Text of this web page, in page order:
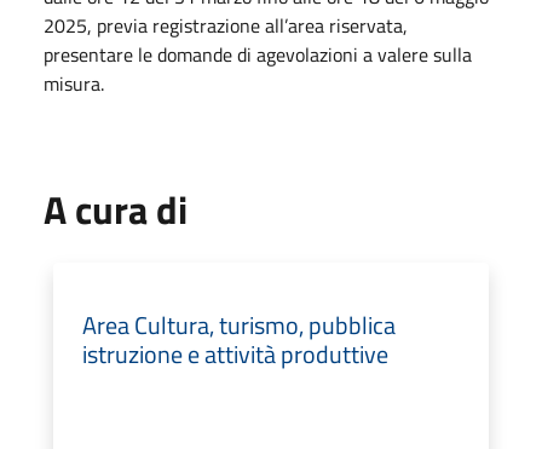
2025, previa registrazione all’area riservata,
presentare le domande di agevolazioni a valere sulla
misura.
A cura di
Area Cultura, turismo, pubblica
istruzione e attività produttive